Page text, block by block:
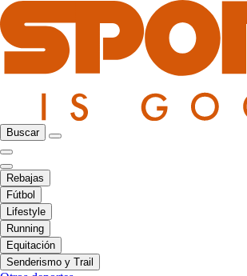
Buscar
Rebajas
Fútbol
Lifestyle
Running
Equitación
Senderismo y Trail